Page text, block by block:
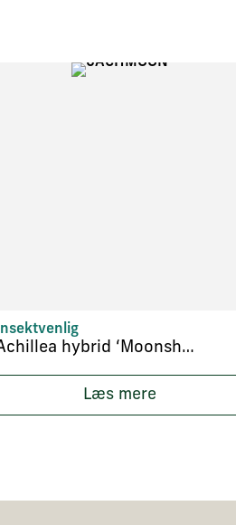
Insektvenlig
Achillea hybrid ‘Moonshine’
Læs mere